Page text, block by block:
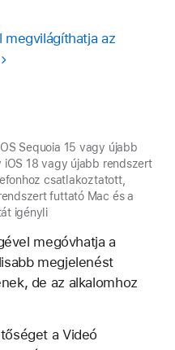
az
Sequoia 15 vagy újabb
18 vagy újabb rendszert
csatlakoztatott,
futtató Mac és a
igényli
megóvhatja a
megjelenést
de az alkalomhoz
a Videó